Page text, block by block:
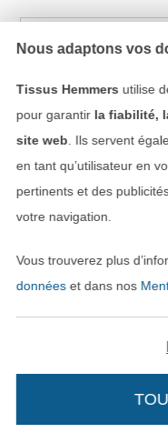
NOUVEAU
Nous adaptons vos
Tissus Hemmers utilise
pour garantir la fiabilité,
site web . Ils servent
en tant qu’utilisateur en
pertinents et des
votre navigation.
Vous trouverez plus
donnéeset dans nos